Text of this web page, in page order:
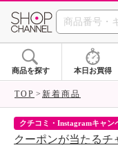
商品を探す 本日お買得
TOP 新着商品
クチコミ・Instagramキャン
クーポンが当たるチ